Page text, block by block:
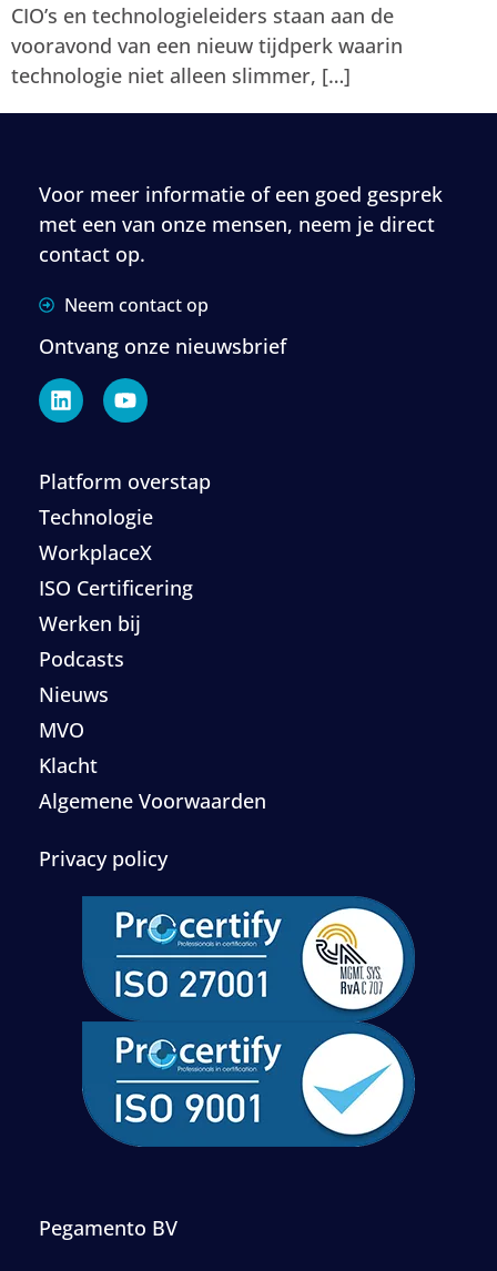
CIO’s en technologieleiders staan aan de
vooravond van een nieuw tijdperk waarin
technologie niet alleen slimmer, […]
Voor meer informatie of een goed gesprek
met een van onze mensen, neem je direct
contact op.
Neem contact op
Ontvang onze nieuwsbrief
Platform overstap
Technologie
WorkplaceX
ISO Certificering
Werken bij
Podcasts
Nieuws
MVO
Klacht
Algemene Voorwaarden
Privacy policy
Pegamento BV